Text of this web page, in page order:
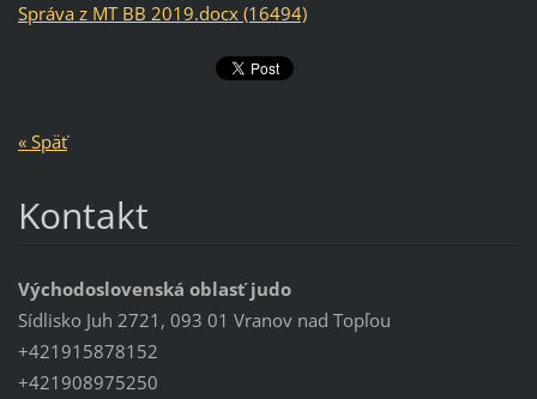
Správa z MT BB 2019.docx (16494)
« Späť
Kontakt
Východoslovenská oblasť judo
Sídlisko Juh 2721, 093 01 Vranov nad Topľou
+421915878152
+421908975250